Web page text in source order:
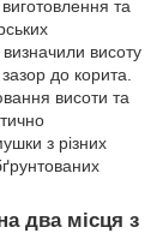
та
висоту
до корита.
висоти та
з різних
два місця з